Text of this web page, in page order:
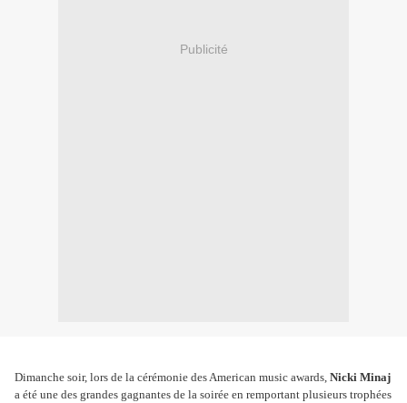
Publicité
Dimanche soir, lors de la cérémonie des American music awards, Nicki Minaj
a été une des grandes gagnantes de la soirée en remportant plusieurs trophées